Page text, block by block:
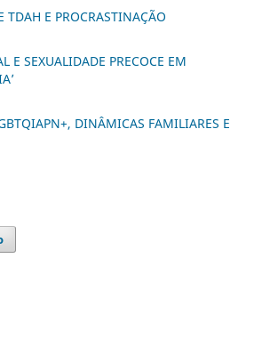
TDAH E PROCRASTINAÇÃO
E SEXUALIDADE PRECOCE EM
DINÂMICAS FAMILIARES E